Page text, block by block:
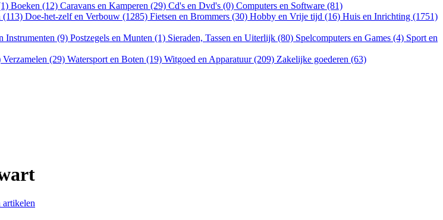
Boeken (12) Caravans en Kamperen (29) Cd's en Dvd's (0) Computers en Software (81)
(113) Doe-het-zelf en Verbouw (1285) Fietsen en Brommers (30) Hobby en Vrije tijd (16) Huis en Inrichting (1751)
Instrumenten (9) Postzegels en Munten (1) Sieraden, Tassen en Uiterlijk (80) Spelcomputers en Games (4) Sport en
Verzamelen (29) Watersport en Boten (19) Witgoed en Apparatuur (209) Zakelijke goederen (63)